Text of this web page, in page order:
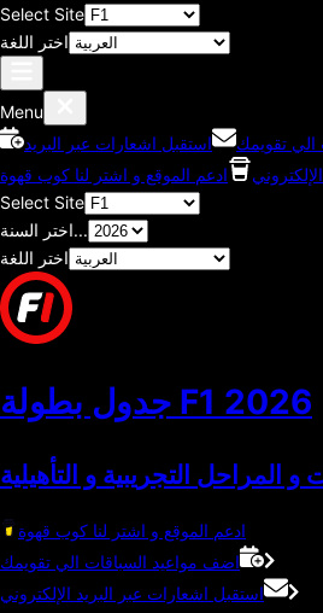
Select Site
اختر اللغة
Menu
الي تقويمك
استقبل اشعارات عبر البريد
الإلكتروني
ادعم الموقع و اشتر لنا كوب قهوة
Select Site
اختر السنة...
اختر اللغة
جدول بطولة F1 2026
و المراحل التجريبية و التأهيلية
ادعم الموقع و اشتر لنا كوب قهوة
اضف مواعيد السباقات الي تقويمك
استقبل اشعارات عبر البريد الإلكتروني